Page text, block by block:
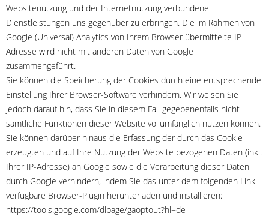
Websitenutzung und der Internetnutzung verbundene
Dienstleistungen uns gegenüber zu erbringen. Die im Rahmen von
Google (Universal) Analytics von Ihrem Browser übermittelte IP-
Adresse wird nicht mit anderen Daten von Google
zusammengeführt.
Sie können die Speicherung der Cookies durch eine entsprechende
Einstellung Ihrer Browser-Software verhindern. Wir weisen Sie
jedoch darauf hin, dass Sie in diesem Fall gegebenenfalls nicht
sämtliche Funktionen dieser Website vollumfänglich nutzen können.
Sie können darüber hinaus die Erfassung der durch das Cookie
erzeugten und auf Ihre Nutzung der Website bezogenen Daten (inkl.
Ihrer IP-Adresse) an Google sowie die Verarbeitung dieser Daten
durch Google verhindern, indem Sie das unter dem folgenden Link
verfügbare Browser-Plugin herunterladen und installieren:
https://tools.google.com/dlpage/gaoptout?hl=de